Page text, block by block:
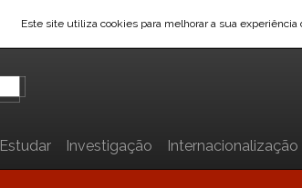
Este site utiliza cookies para melhorar a sua
Estudar Investigação Internacionalização